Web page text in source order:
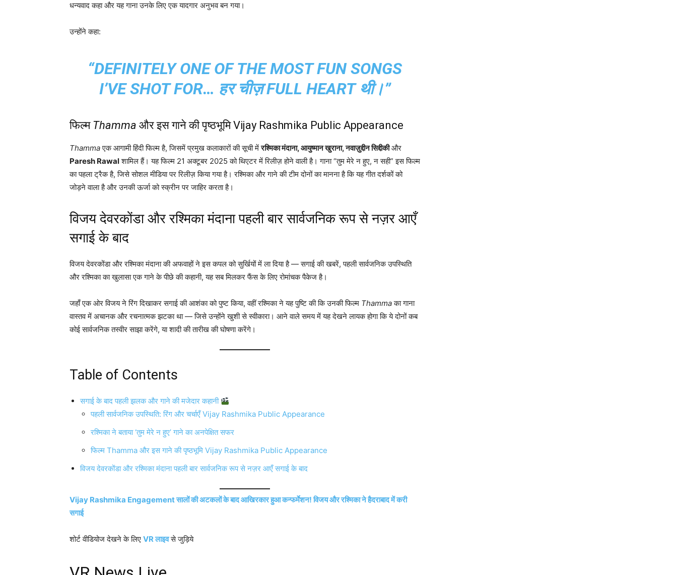
धन्यवाद कहा और यह गाना उनके लिए एक यादगार अनुभव बन गया।
उन्होंने कहा:
“DEFINITELY ONE OF THE MOST FUN SONGS
I’VE SHOT FOR… हर चीज़ FULL HEART थी।”
फिल्म Thamma और इस गाने की पृष्ठभूमि Vijay Rashmika Public Appearance
Thammaएक आगामी हिंदी फिल्म है, जिसमें प्रमुख कलाकारों की सूची मेंरश्मिका मंदाना, आयुष्मान खुराना, नवाज़ुद्दीन सिद्दीकीऔर
Paresh Rawalशामिल हैं। यह फिल्म 21 अक्टूबर 2025 को थिएटर में रिलीज़ होने वाली है। गाना “तुम मेरे न हुए, न सही” इस फिल्म
का पहला ट्रैक है, जिसे सोशल मीडिया पर रिलीज़ किया गया है। रश्मिका और गाने की टीम दोनों का मानना है कि यह गीत दर्शकों को
जोड़ने वाला है और उनकी ऊर्जा को स्क्रीन पर जाहिर करता है।
विजय देवरकोंडा और रश्मिका मंदाना पहली बार सार्वजनिक रूप से नज़र आएँ
सगाई के बाद
विजय देवरकोंडा और रश्मिका मंदाना की अफवाहों ने इस कपल को सुर्खियों में ला दिया है — सगाई की खबरें, पहली सार्वजनिक उपस्थिति
और रश्मिका का खुलासा एक गाने के पीछे की कहानी, यह सब मिलकर फैंस के लिए रोमांचक पैकेज है।
जहाँ एक ओर विजय ने रिंग दिखाकर सगाई की आशंका को पुष्ट किया, वहीं रश्मिका ने यह पुष्टि की कि उनकी फिल्म Thammaका गाना
वास्तव में अचानक और रचनात्मक झटका था — जिसे उन्होंने खुशी से स्वीकारा। आने वाले समय में यह देखने लायक होगा कि ये दोनों कब
कोई सार्वजनिक तस्वीर साझा करेंगे, या शादी की तारीख की घोषणा करेंगे।
Table of Contents
सगाई के बाद पहली झलक और गाने की मजेदार कहानी
पहली सार्वजनिक उपस्थिति: रिंग और चर्चाएँ Vijay Rashmika Public Appearance
रश्मिका ने बताया ‘तुम मेरे न हुए’ गाने का अनपेक्षित सफर
फिल्म Thamma और इस गाने की पृष्ठभूमि Vijay Rashmika Public Appearance
विजय देवरकोंडा और रश्मिका मंदाना पहली बार सार्वजनिक रूप से नज़र आएँ सगाई के बाद
Vijay Rashmika Engagement सालों की अटकलों के बाद आखिरकार हुआ कन्फर्मेशन! विजय और रश्मिका ने हैदराबाद में करी
सगाई
शोर्ट वीडियोज देखने के लिए VR लाइवसे जुड़िये